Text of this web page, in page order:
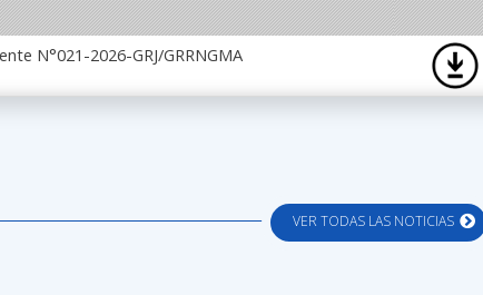
N°021-2026-GRJ/GRRNGMA
VER TODAS LAS NOTICIAS